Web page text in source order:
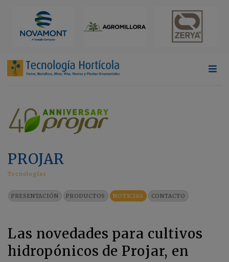
PROJAR
Tecnologías
PRESENTACIÓN PRODUCTOS NOTICIAS CONTACTO
Las novedades para cultivos
hidropónicos de Projar, en